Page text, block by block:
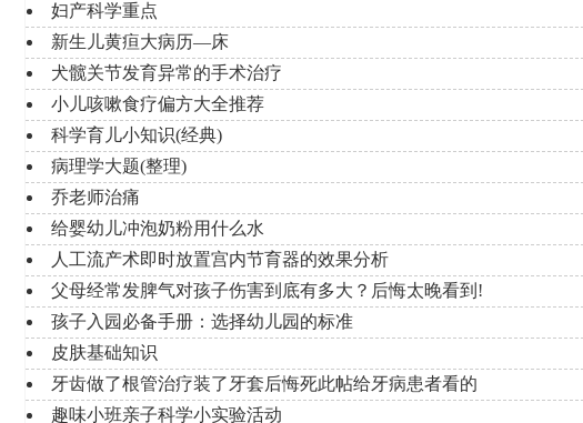
妇产科学重点
新生儿黄疸大病历—床
犬髋关节发育异常的手术治疗
小儿咳嗽食疗偏方大全推荐
科学育儿小知识(经典)
病理学大题(整理)
乔老师治痛
给婴幼儿冲泡奶粉用什么水
人工流产术即时放置宫内节育器的效果分析
父母经常发脾气对孩子伤害到底有多大？后悔太晚看到!
孩子入园必备手册：选择幼儿园的标准
皮肤基础知识
牙齿做了根管治疗装了牙套后悔死此帖给牙病患者看的
趣味小班亲子科学小实验活动